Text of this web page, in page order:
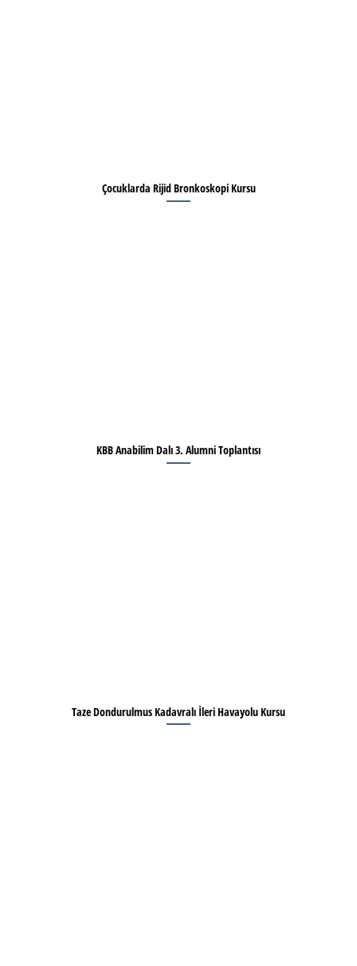
Çocuklarda Rijid Bronkoskopi Kursu
KBB Anabilim Dalı 3. Alumni Toplantısı
Taze Dondurulmus Kadavralı İleri Havayolu Kursu